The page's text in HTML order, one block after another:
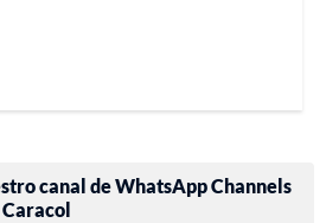
canal de WhatsApp Channels